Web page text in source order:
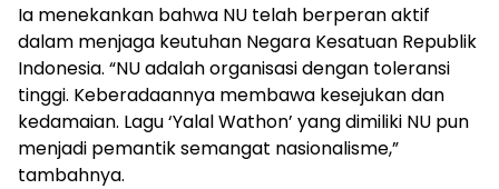
Ia menekankan bahwa NU telah berperan aktif
dalam menjaga keutuhan Negara Kesatuan Republik
Indonesia. “NU adalah organisasi dengan toleransi
tinggi. Keberadaannya membawa kesejukan dan
kedamaian. Lagu ‘Yalal Wathon’ yang dimiliki NU pun
menjadi pemantik semangat nasionalisme,”
tambahnya.